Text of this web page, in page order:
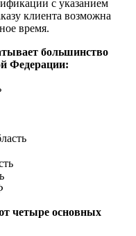
с указанием
клиента возможна
время.
большинство
Федерации:
четыре основных